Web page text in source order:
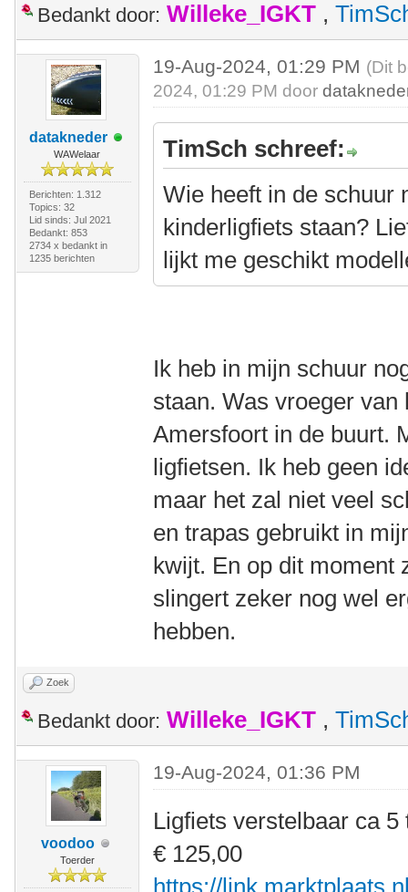
Bedankt door: Willeke_IGKT ,
datakneder
WAWelaar
Berichten: 1.312
Topics: 32
Lid sinds: Jul 2021
Bedankt: 853
2734 x bedankt in
1235 berichten
19-Aug-2024, 01:29 PM (Dit
2024, 01:29 PM door
TimSch schreef:
Wie heeft in de schuur
kinderligfiets staan?
lijkt me geschikt
Ik heb in mijn schuur
staan. Was vroeger
Amersfoort in de buurt.
ligfietsen. Ik heb geen
maar het zal niet veel
en trapas gebruikt in
kwijt. En op dit moment
slingert zeker nog wel
hebben.
Zoek
Bedankt door: Willeke_IGKT ,
voodoo
Toerder
19-Aug-2024, 01:36 PM
Ligfiets verstelbaar ca 5
€ 125,00
https://